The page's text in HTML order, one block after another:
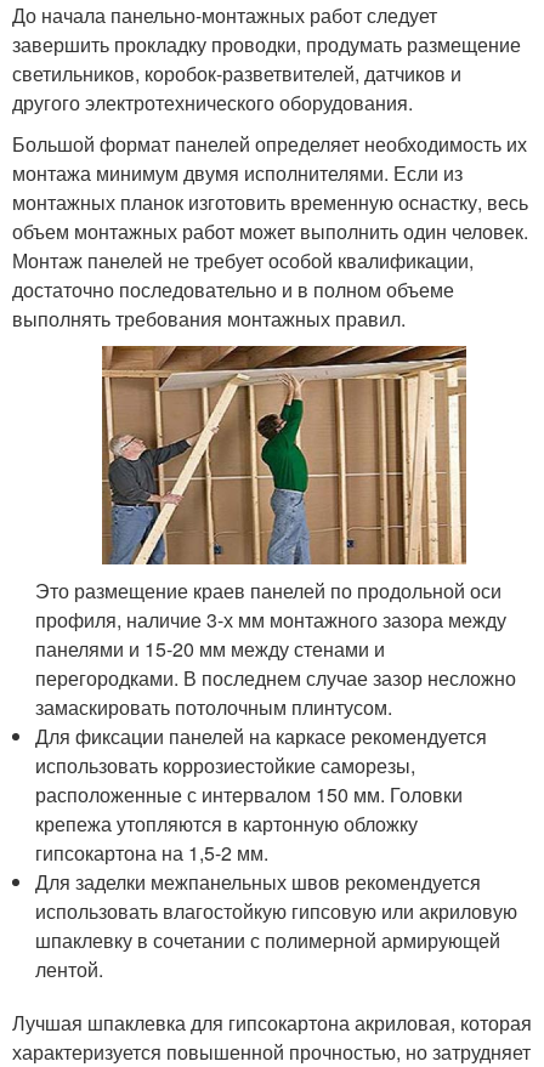
До начала панельно-монтажных работ следует
завершить прокладку проводки, продумать размещение
светильников, коробок-разветвителей, датчиков и
другого электротехнического оборудования.
Большой формат панелей определяет необходимость их
монтажа минимум двумя исполнителями. Если из
монтажных планок изготовить временную оснастку, весь
объем монтажных работ может выполнить один человек.
Монтаж панелей не требует особой квалификации,
достаточно последовательно и в полном объеме
выполнять требования монтажных правил.
Это размещение краев панелей по продольной оси
профиля, наличие 3-х мм монтажного зазора между
панелями и 15-20 мм между стенами и
перегородками. В последнем случае зазор несложно
замаскировать потолочным плинтусом.
Для фиксации панелей на каркасе рекомендуется
использовать коррозиестойкие саморезы,
расположенные с интервалом 150 мм. Головки
крепежа утопляются в картонную обложку
гипсокартона на 1,5-2 мм.
Для заделки межпанельных швов рекомендуется
использовать влагостойкую гипсовую или акриловую
шпаклевку в сочетании с полимерной армирующей
лентой.
Лучшая шпаклевка для гипсокартона акриловая, которая
характеризуется повышенной прочностью, но затрудняет